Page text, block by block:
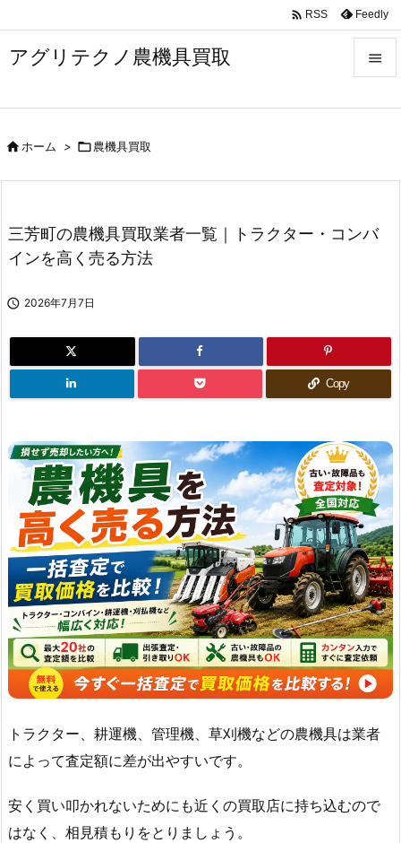
アグリテクノ農機具買取 


 RSS Feedly
ホーム > 農機具買取
三芳町の農機具買取業者一覧｜トラクター・コンバ
インを高く売る方法
 2026年7月7日
Copy
トラクター、耕運機、管理機、草刈機などの農機具は業者
によって査定額に差が出やすいです。
安く買い叩かれないためにも近くの買取店に持ち込むので
はなく、相見積もりをとりましょう。